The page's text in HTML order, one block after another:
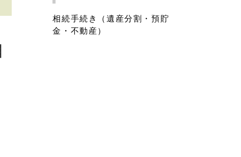
相続手続き（遺産分割・預貯
金・不動産）